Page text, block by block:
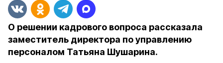
О решении кадрового вопроса рассказала
заместитель директора по управлению
персоналом Татьяна Шушарина.